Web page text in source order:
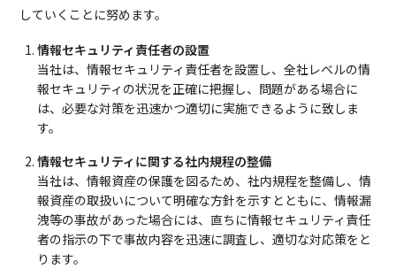
ニュース
資料請求
お問い合せ
していくことに努めます。
情報セキュリティ責任者の設置
当社は、情報セキュリティ責任者を設置し、全社レベルの情
報セキュリティの状況を正確に把握し、問題がある場合に
は、必要な対策を迅速かつ適切に実施できるように致しま
す。
情報セキュリティに関する社内規程の整備
当社は、情報資産の保護を図るため、社内規程を整備し、情
報資産の取扱いについて明確な方針を示すとともに、情報漏
洩等の事故があった場合には、直ちに情報セキュリティ責任
者の指示の下で事故内容を迅速に調査し、適切な対応策をと
ります。